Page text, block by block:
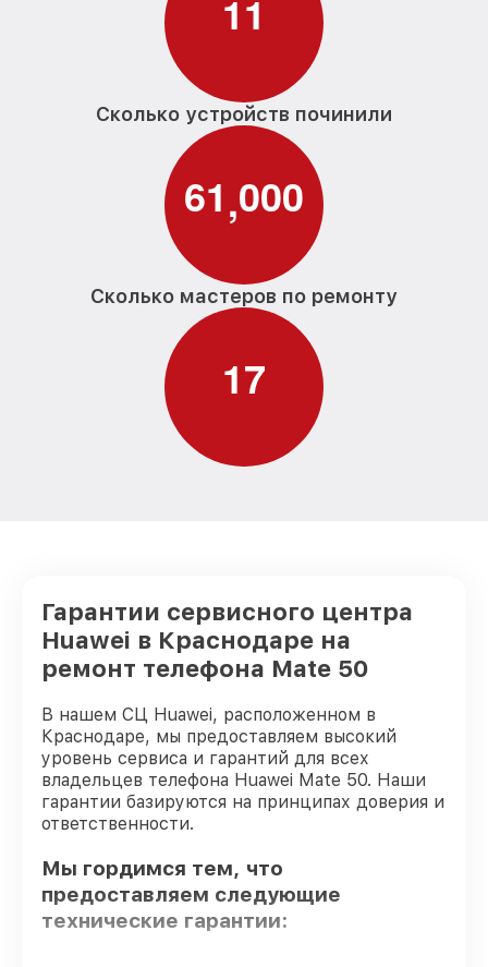
11
Сколько устройств починили
61,000
Сколько мастеров по ремонту
17
Гарантии сервисного центра
Huawei в Краснодаре на
ремонт телефона Mate 50
В нашем СЦ Huawei, расположенном в
Краснодаре, мы предоставляем высокий
уровень сервиса и гарантий для всех
владельцев телефона Huawei Mate 50. Наши
гарантии базируются на принципах доверия и
ответственности.
Мы гордимся тем, что
предоставляем следующие
технические гарантии: